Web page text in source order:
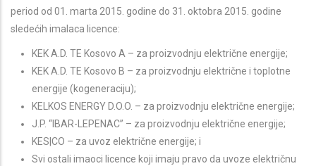
period od 01. marta 2015. godine do 31. oktobra 2015. godine
sledećih imalaca licence:
KEK A.D. TE Kosovo A – za proizvodnju električne energije;
KEK A.D. TE Kosovo B – za proizvodnju električne i toplotne
energije (kogeneraciju);
KELKOS ENERGY D.O.O. – za proizvodnju električne energije;
J.P. “IBAR-LEPENAC” – za proizvodnju električne energije;
KES|CO – za uvoz električne energije; i
Svi ostali imaoci licence koji imaju pravo da uvoze električnu